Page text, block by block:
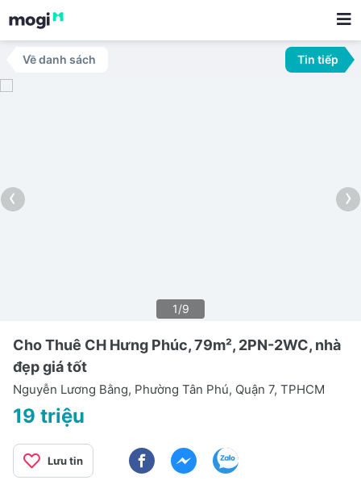
Về danh sách Tin tiếp
‹ ›
1/9
Cho Thuê CH Hưng Phúc, 79m², 2PN-2WC, nhà
đẹp giá tốt
Nguyễn Lương Bằng, Phường Tân Phú, Quận 7, TPHCM
19 triệu
Lưu tin